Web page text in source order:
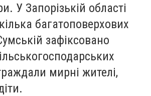
У Запорізькій області
багатоповерхових
зафіксовано
мирні жителі,